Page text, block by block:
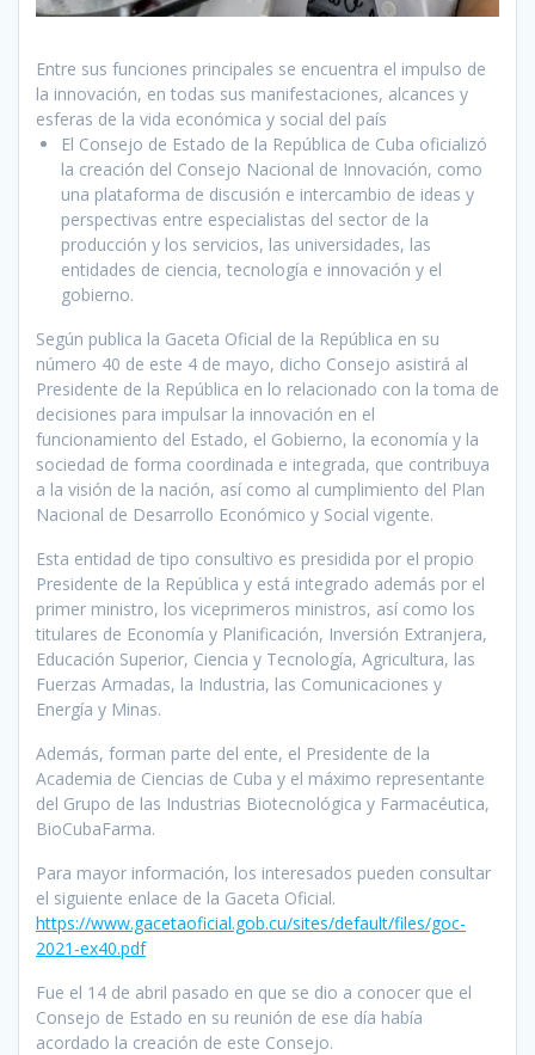
Entre sus funciones principales se encuentra el impulso de
la innovación, en todas sus manifestaciones, alcances y
esferas de la vida económica y social del país
El Consejo de Estado de la República de Cuba oficializó
la creación del Consejo Nacional de Innovación, como
una plataforma de discusión e intercambio de ideas y
perspectivas entre especialistas del sector de la
producción y los servicios, las universidades, las
entidades de ciencia, tecnología e innovación y el
gobierno.
Según publica la Gaceta Oficial de la República en su
número 40 de este 4 de mayo, dicho Consejo asistirá al
Presidente de la República en lo relacionado con la toma de
decisiones para impulsar la innovación en el
funcionamiento del Estado, el Gobierno, la economía y la
sociedad de forma coordinada e integrada, que contribuya
a la visión de la nación, así como al cumplimiento del Plan
Nacional de Desarrollo Económico y Social vigente.
Esta entidad de tipo consultivo es presidida por el propio
Presidente de la República y está integrado además por el
primer ministro, los viceprimeros ministros, así como los
titulares de Economía y Planificación, Inversión Extranjera,
Educación Superior, Ciencia y Tecnología, Agricultura, las
Fuerzas Armadas, la Industria, las Comunicaciones y
Energía y Minas.
Además, forman parte del ente, el Presidente de la
Academia de Ciencias de Cuba y el máximo representante
del Grupo de las Industrias Biotecnológica y Farmacéutica,
BioCubaFarma.
Para mayor información, los interesados pueden consultar
el siguiente enlace de la Gaceta Oficial.
https://www.gacetaoficial.gob.cu/sites/default/files/goc-
2021-ex40.pdf
Fue el 14 de abril pasado en que se dio a conocer que el
Consejo de Estado en su reunión de ese día había
acordado la creación de este Consejo.